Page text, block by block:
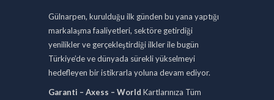
Gülnarpen, kurulduğu ilk günden bu yana yaptığı
markalaşma faaliyetleri, sektöre getirdiği
yenilikler ve gerçekleştirdiği ilkler ile bugün
Türkiye’de ve dünyada sürekli yükselmeyi
hedefleyen bir istikrarla yoluna devam ediyor.
Garanti – Axess – World Kartlarınıza Tüm